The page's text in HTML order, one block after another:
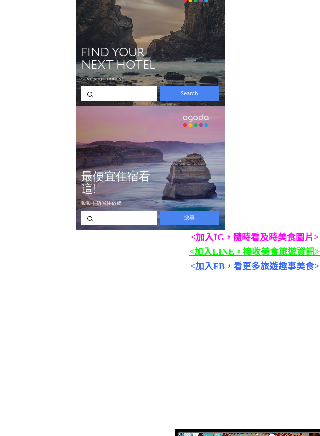
<加入IG，隨時看及時美食圖片>
<加入LINE，接收美食旅遊資訊>
<加入FB，看更多旅遊趣事美食>